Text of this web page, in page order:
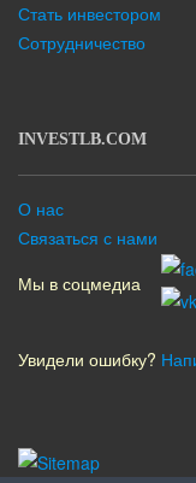
Стать инвестором
Сотрудничество
INVESTLB.COM
О нас
Связаться с нами
Мы в соцмедиа
Увидели ошибку?